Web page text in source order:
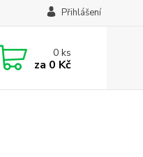
Přihlášení
0ks
za 0 Kč